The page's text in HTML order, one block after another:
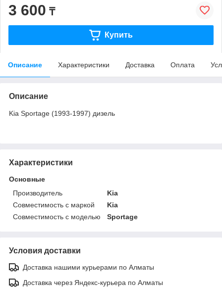
3 600 ₸
Купить
Описание Характеристики Доставка Оплата
Описание
Kia Sportage (1993-1997) дизель
Характеристики
Основные
Производитель
Kia
Совместимость с маркой
Kia
Совместимость с моделью
Sportage
Условия доставки
Доставка нашими курьерами по Алматы
Доставка через Яндекс-курьера по Алматы